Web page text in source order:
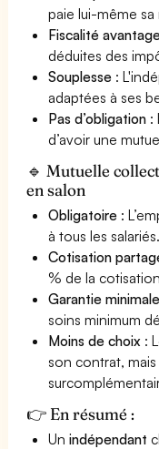
paie lui-même sa
Fiscalité
déduites des
Souplesse :
adaptées à ses
Pas d’obligation :
d’avoir une
🔹 Mutuelle
en salon
Obligatoire :
à tous les salariés.
Cotisation
% de la
Garantie minimale
soins minimum
Moins de choix :
son contrat,
👉 En résumé :
Unindépendant